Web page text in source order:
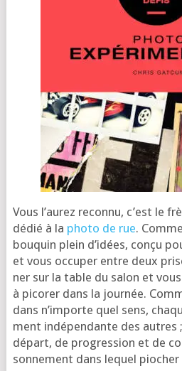
Vous l’au­rez recon­nu, c’est le
dédié à la pho­to de rue.
bou­quin plein d’i­dées, conçu
et vous occu­per entre deux
ner sur la table du salon et
à pico­rer dans la jour­née.
dans n’im­porte quel sens,
ment indé­pen­dante des autres
départ, de pro­gres­sion et de
son­ne­ment dans lequel pio­cher